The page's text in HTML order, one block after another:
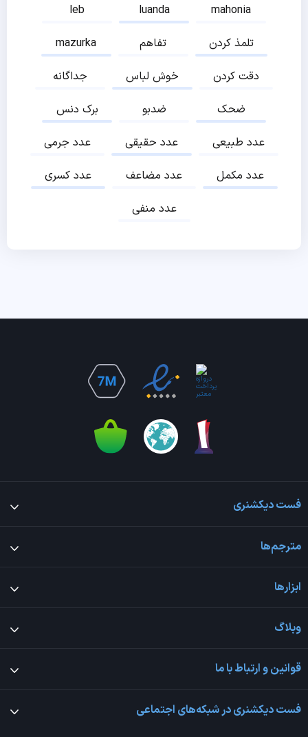
leb
luanda
mahonia
mazurka
تفاهم
تلمذ کردن
جداگانه
خوش لباس
دقت کردن
برک دنس
ضدبو
ضحک
عدد جرمی
عدد حقیقی
عدد طبیعی
عدد کسری
عدد مضاعف
عدد مکمل
عدد منفی
فست دیکشنری
مترجم‌ها
ابزارها
وبلاگ
قوانین و ارتباط با ما
فست دیکشنری در شبکه‌های اجتماعی